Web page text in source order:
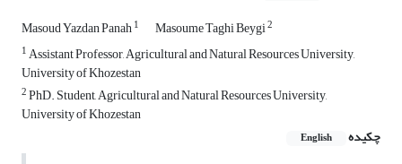
Masoud Yazdan Panah1 Masoume Taghi Beygi2
1Assistant Professor, Agricultural and Natural Resources University,
University of Khozestan
2PhD. Student, Agricultural and Natural Resources University,
University of Khozestan
چکیده
English